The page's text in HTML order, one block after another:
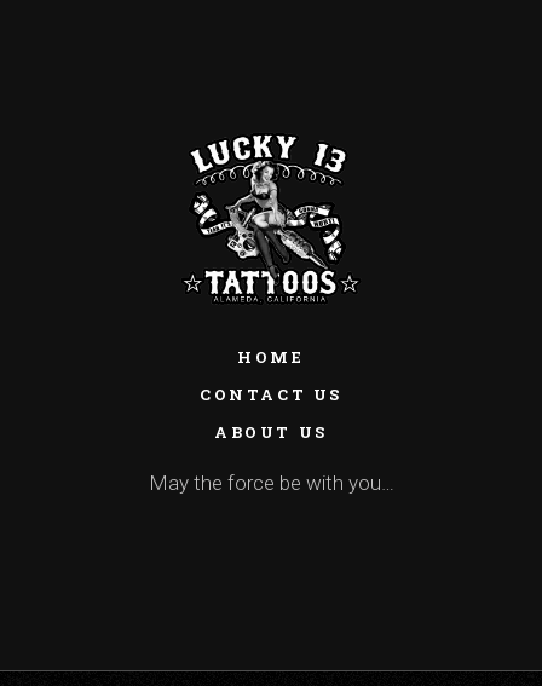
HOME
CONTACT US
ABOUT US
May the force be with you…